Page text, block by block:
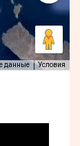
данные Условия